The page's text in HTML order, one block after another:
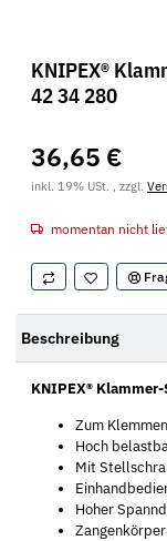
KNIPEX®
42 34 280
36,65 €
inkl. 19% USt. , zzgl.
momentan nicht
Beschreibung
KNIPEX®
Zum
Hoch
Mit
Hoher